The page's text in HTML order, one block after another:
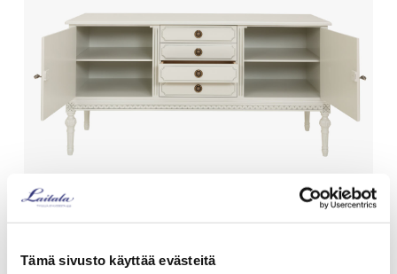
Tämä sivusto käyttää evästeitä
Kustavilaistyylinen
astiakaappi